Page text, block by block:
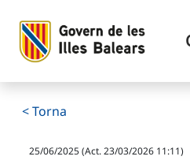
< Torna
25/06/2025 (Act. 23/03/2026 11:11)